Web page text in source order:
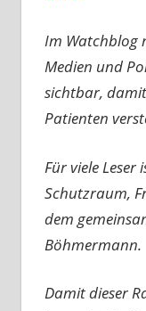
Im Watchblog
Medien und
sichtbar,
Patienten
Für viele
Schutzraum,
dem
Böhmermann.
Damit dieser